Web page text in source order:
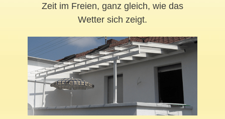
Zeit im Freien, ganz gleich, wie das
Wetter sich zeigt.